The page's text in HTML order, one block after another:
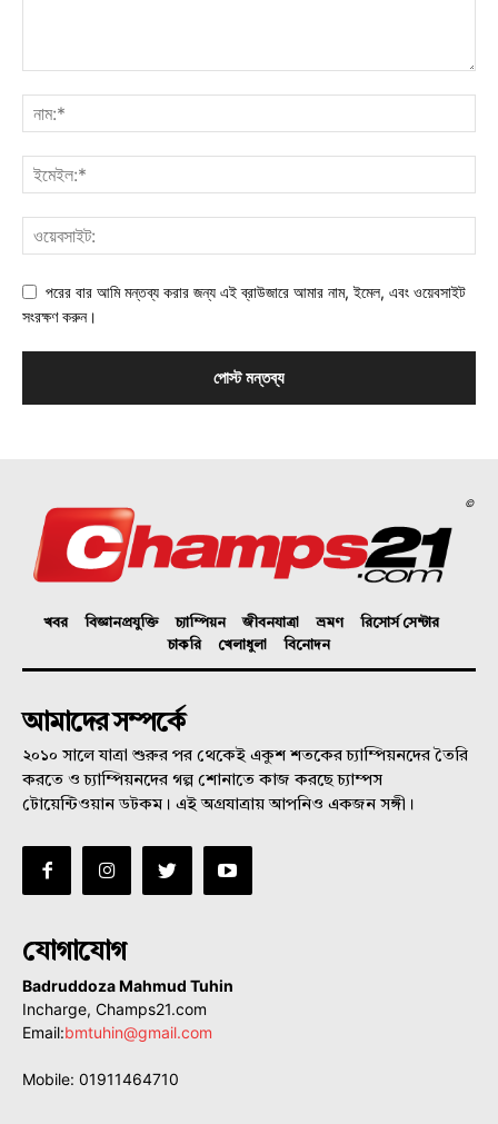
পরের বার আমি মন্তব্য করার জন্য এই ব্রাউজারে আমার নাম, ইমেল, এবং ওয়েবসাইট
সংরক্ষণ করুন।
©
খবর বিজ্ঞানপ্রযুক্তি চ্যাম্পিয়ন জীবনযাত্রা ভ্রমণ
রিসোর্স সেন্টার
চাকরি
খেলাধুলা বিনোদন
আমাদের সম্পর্কে
২০১০ সালে যাত্রা শুরুর পর থেকেই একুশ শতকের চ্যাম্পিয়নদের তৈরি
করতে ও চ্যাম্পিয়নদের গল্প শোনাতে কাজ করছে চ্যাম্পস
টোয়েন্টিওয়ান ডটকম। এই অগ্রযাত্রায় আপনিও একজন সঙ্গী।
যোগাযোগ
Badruddoza Mahmud Tuhin
Incharge, Champs21.com
Email:bmtuhin@gmail.com
Mobile: 01911464710